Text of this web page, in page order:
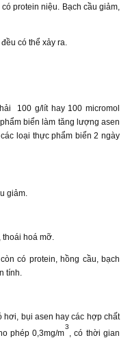
protein niệu. Bạch cầu giảm,
có thể xảy ra.
100 g/lít hay 100 micromol
biển làm tăng lượng asen
loại thực phẩm biển 2 ngày
giảm.
thoái hoá mỡ.
có protein, hồng cầu, bạch
tính.
hơi, bụi asen hay các hợp chất
phép 0,3mg/m
3
, có thời gian